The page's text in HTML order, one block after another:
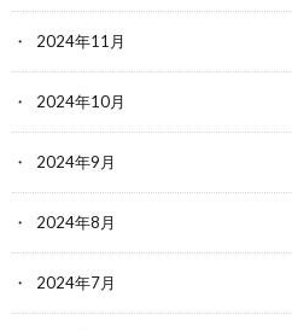
2024年11月
2024年10月
2024年9月
2024年8月
2024年7月